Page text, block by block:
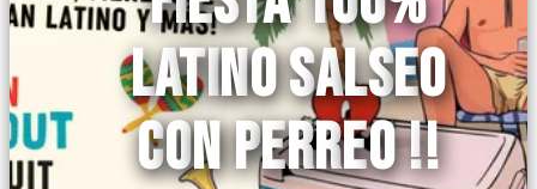
LATINO SALSEO
CON PERREO !!